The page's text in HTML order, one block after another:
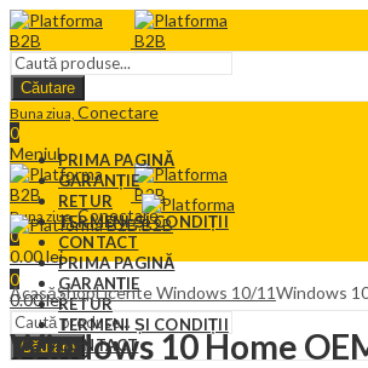
Căutare
Buna ziua, Conectare
0
Meniul
Buna ziua, Conectare
0
0.00lei
PRIMA PAGINĂ
GARANȚIE
RETUR
TERMENI ȘI CONDIȚII
CONTACT
0
0.00lei
Căutare
PRIMA PAGINĂ
GARANȚIE
RETUR
TERMENI ȘI CONDIȚII
CONTACT
AcasăShopLicente Windows 10/11Windows
Windows 10 Home